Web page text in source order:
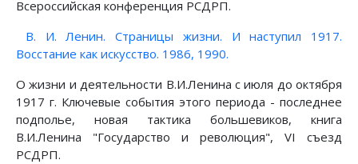
Всероссийская конференция РСДРП.
В. И. Ленин. Страницы жизни. И наступил 1917.
Восстание как искусство. 1986, 1990.
О жизни и деятельности В.И.Ленина с июля до октября
1917 г. Ключевые события этого периода - последнее
подполье, новая тактика большевиков, книга
В.И.Ленина "Государство и революция", VI съезд
РСДРП.